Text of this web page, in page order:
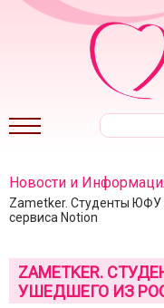
Новости и
Zametker. Студенты ЮФУ
сервиса Notion
ZAMETKER.
УШЕДШЕГО ИЗ